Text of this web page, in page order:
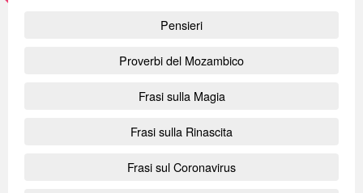
Pensieri
Proverbi del Mozambico
Frasi sulla Magia
Frasi sulla Rinascita
Frasi sul Coronavirus